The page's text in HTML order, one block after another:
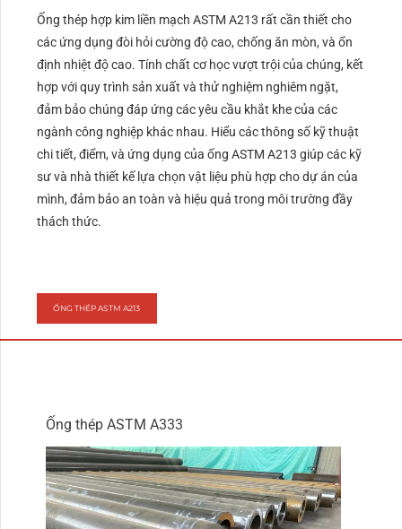
Ống thép hợp kim liền mạch ASTM A213 rất cần thiết cho
các ứng dụng đòi hỏi cường độ cao, chống ăn mòn, và ổn
định nhiệt độ cao. Tính chất cơ học vượt trội của chúng, kết
hợp với quy trình sản xuất và thử nghiệm nghiêm ngặt,
đảm bảo chúng đáp ứng các yêu cầu khắt khe của các
ngành công nghiệp khác nhau. Hiểu các thông số kỹ thuật
chi tiết, điểm, và ứng dụng của ống ASTM A213 giúp các kỹ
sư và nhà thiết kế lựa chọn vật liệu phù hợp cho dự án của
mình, đảm bảo an toàn và hiệu quả trong môi trường đầy
thách thức.
ỐNG THÉP ASTM A213
Ống thép ASTM A333